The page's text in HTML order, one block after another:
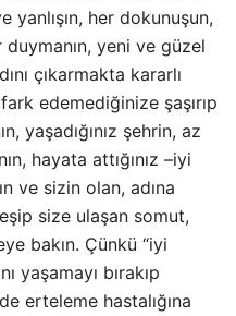
yanlışın, her dokunuşun,
duymanın, yeni ve güzel
çıkarmakta kararlı
edemediğinize şaşırıp
yaşadığınız şehrin, az
hayata attığınız –iyi
ve sizin olan, adına
size ulaşan somut,
bakın. Çünkü “iyi
yaşamayı bırakıp
erteleme hastalığına